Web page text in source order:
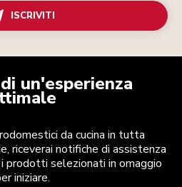
ISCRIVITI
un'esperienza
da cucina in tutta
riceverai notifiche di assistenza
prodotti selezionati in omaggio
iniziare.